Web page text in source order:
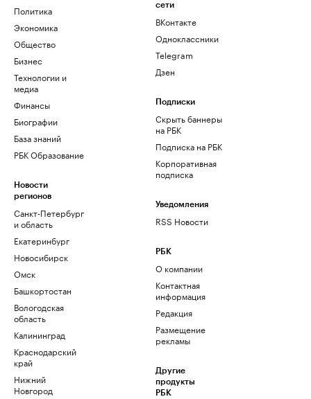
Политика
Экономика
Общество
Бизнес
Технологии и
медиа
Финансы
Биографии
База знаний
РБК Образование
Новости
регионов
Санкт-Петербург
и область
Екатеринбург
Новосибирск
Омск
Башкортостан
Вологодская
область
Калининград
Краснодарский
край
Нижний
Новгород
сети
ВКонтакте
Одноклассники
Telegram
Дзен
Подписки
Скрыть баннеры
на РБК
Подписка на РБК
Корпоративная
подписка
Уведомления
RSS Новости
РБК
О компании
Контактная
информация
Редакция
Размещение
рекламы
Другие
продукты
РБК